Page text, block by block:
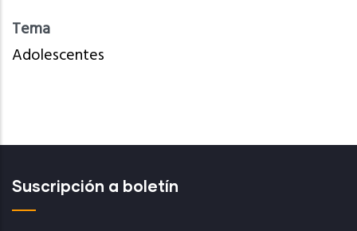
Tema
Adolescentes
Suscripción a boletín